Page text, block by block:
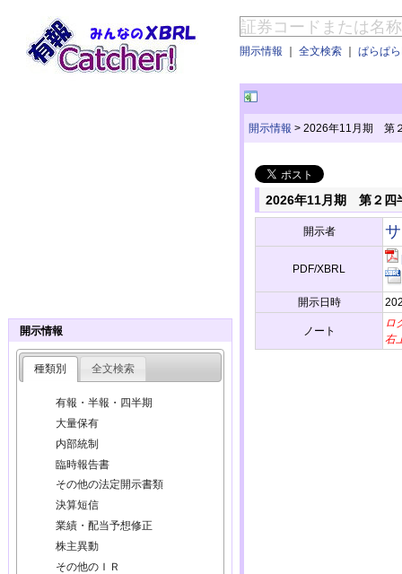
開示情報 ｜ 全文検索 ｜ ぱらぱ
開示情報 > 2026年11月期 第
2026年11月期 第２四
開示者
PDF/XBRL
開示日時
ノート
ロ
右
開示情報
種類別 全文検索
有報・半報・四半期
大量保有
内部統制
臨時報告書
その他の法定開示書類
決算短信
業績・配当予想修正
株主異動
その他のＩＲ